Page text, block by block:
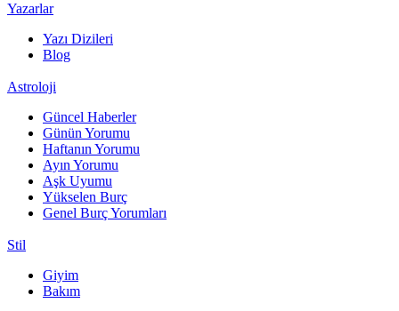
Yazarlar
Yazı Dizileri
Blog
Astroloji
Güncel Haberler
Günün Yorumu
Haftanın Yorumu
Ayın Yorumu
Aşk Uyumu
Yükselen Burç
Genel Burç Yorumları
Stil
Giyim
Bakım